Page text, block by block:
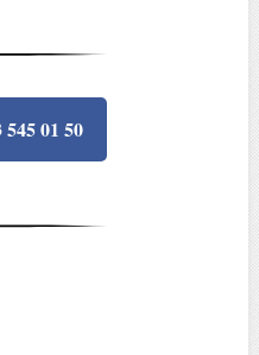
545 01 50